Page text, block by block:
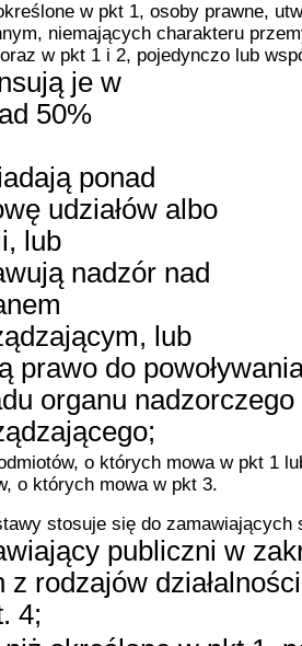
w pkt 1, osoby prawne,
niemających charakteru
w pkt 1 i 2, pojedynczo lub
je w
50%
ponad
udziałów albo
lub
nadzór nad
lub
prawo do
organu nadzorczego
o których mowa w pkt 1
o których mowa w pkt 3.
stosuje się do
publiczni w
z rodzajów
4;